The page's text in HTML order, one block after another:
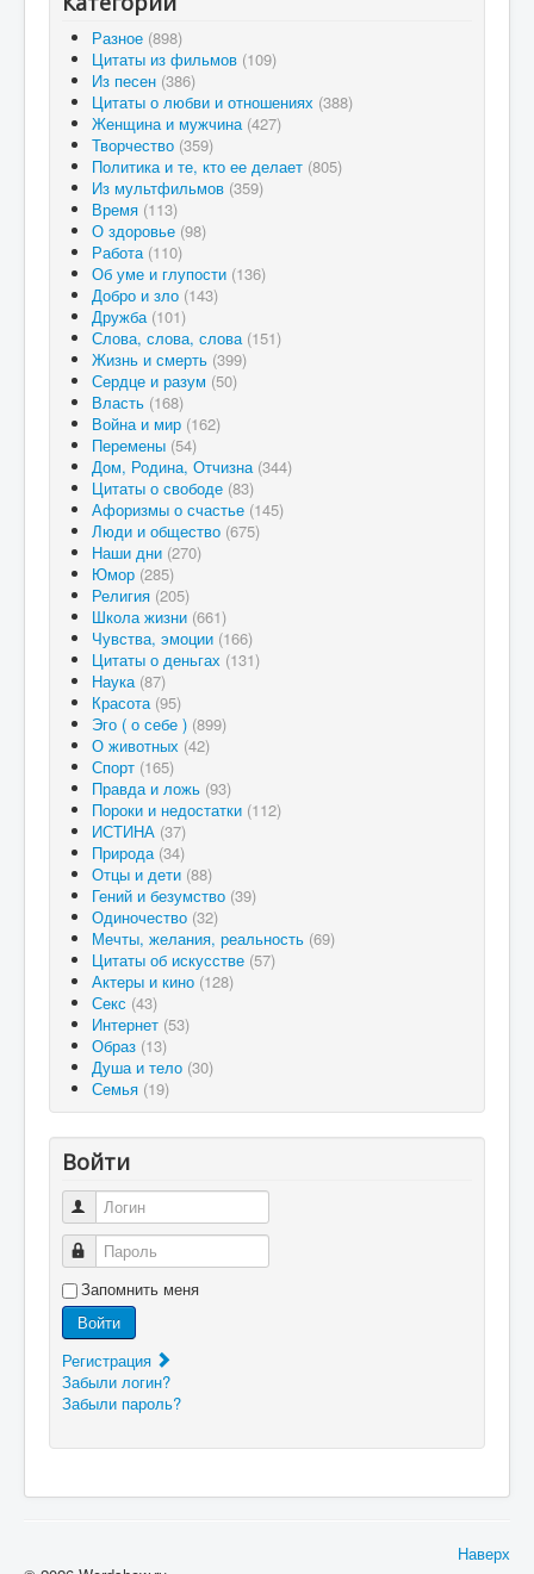
Разное (898)
Цитаты из фильмов (109)
Из песен (386)
Цитаты о любви и отношениях (388)
Женщина и мужчина (427)
Творчество (359)
Политика и те, кто ее делает (805)
Из мультфильмов (359)
Время (113)
О здоровье (98)
Работа (110)
Об уме и глупости (136)
Добро и зло (143)
Дружба (101)
Слова, слова, слова (151)
Жизнь и смерть (399)
Сердце и разум (50)
Власть (168)
Война и мир (162)
Перемены (54)
Дом, Родина, Отчизна (344)
Цитаты о свободе (83)
Афоризмы о счастье (145)
Люди и общество (675)
Наши дни (270)
Юмор (285)
Религия (205)
Школа жизни (661)
Чувства, эмоции (166)
Цитаты о деньгах (131)
Наука (87)
Красота (95)
Эго ( о себе ) (899)
О животных (42)
Спорт (165)
Правда и ложь (93)
Пороки и недостатки (112)
ИСТИНА (37)
Природа (34)
Отцы и дети (88)
Гений и безумство (39)
Одиночество (32)
Мечты, желания, реальность (69)
Цитаты об искусстве (57)
Актеры и кино (128)
Секс (43)
Интернет (53)
Образ (13)
Душа и тело (30)
Семья (19)
Войти
Логин
Пароль
Запомнить меня
Войти
Регистрация
Забыли логин?
Забыли пароль?
Наверх